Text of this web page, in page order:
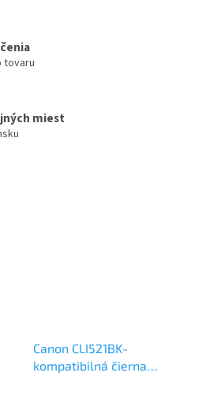
tovaru
miest
Canon CLI521BK-
kompatibilná čierna